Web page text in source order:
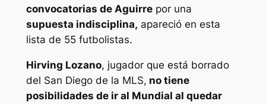
convocatorias de Aguirrepor una
supuesta indisciplina, apareció en esta
lista de 55 futbolistas.
Hirving Lozano, jugador que está borrado
del San Diego de la MLS, no tiene
posibilidades de ir al Mundial al quedar